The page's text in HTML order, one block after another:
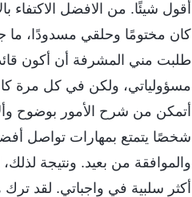
أقول شيئًا. من الافضل الاكتفاء
كان مختومًا وحلقي مسدودًا، ما
طلبت مني المشرفة أن أكون
مسؤولياتي، ولكن في كل مرة
أتمكن من شرح الأمور بوضوح
شخصًا يتمتع بمهارات تواصل أفضل
والموافقة من بعيد. ونتيجة
أكثر سلبية في واجباتي. لقد ترك